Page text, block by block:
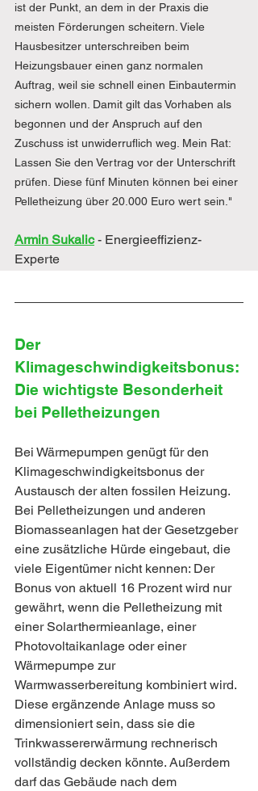
ist der Punkt, an dem in der Praxis die
meisten Förderungen scheitern. Viele
Hausbesitzer unterschreiben beim
Heizungsbauer einen ganz normalen
Auftrag, weil sie schnell einen Einbautermin
sichern wollen. Damit gilt das Vorhaben als
begonnen und der Anspruch auf den
Zuschuss ist unwiderruflich weg. Mein Rat:
Lassen Sie den Vertrag vor der Unterschrift
prüfen. Diese fünf Minuten können bei einer
Pelletheizung über 20.000 Euro wert sein."
Armin Sukalic - Energieeffizienz-
Experte
Der
Klimageschwindigkeitsbonus:
Die wichtigste Besonderheit
bei Pelletheizungen
Bei Wärmepumpen genügt für den
Klimageschwindigkeitsbonus der
Austausch der alten fossilen Heizung.
Bei Pelletheizungen und anderen
Biomasseanlagen hat der Gesetzgeber
eine zusätzliche Hürde eingebaut, die
viele Eigentümer nicht kennen: Der
Bonus von aktuell 16 Prozent wird nur
gewährt, wenn die Pelletheizung mit
einer Solarthermieanlage, einer
Photovoltaikanlage oder einer
Wärmepumpe zur
Warmwasserbereitung kombiniert wird.
Diese ergänzende Anlage muss so
dimensioniert sein, dass sie die
Trinkwassererwärmung rechnerisch
vollständig decken könnte. Außerdem
darf das Gebäude nach dem